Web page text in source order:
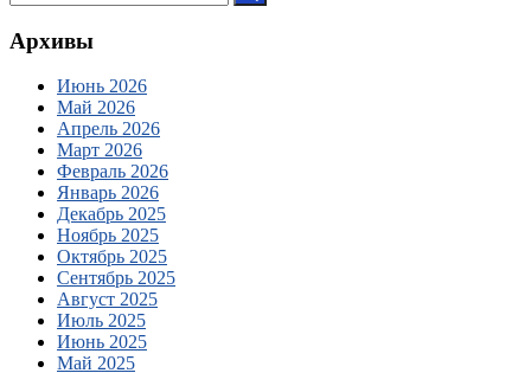
Архивы
Июнь 2026
Май 2026
Апрель 2026
Март 2026
Февраль 2026
Январь 2026
Декабрь 2025
Ноябрь 2025
Октябрь 2025
Сентябрь 2025
Август 2025
Июль 2025
Июнь 2025
Май 2025